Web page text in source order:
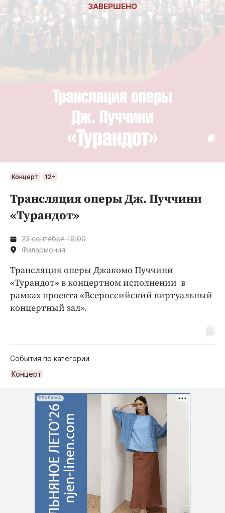
Концерт 12+
Трансляция оперы Дж. Пуччини
«Турандот»
23 сентября 16:00
Филармония
Трансляция оперы Джакомо Пуччини
«Турандот» в концертном исполнении в
рамках проекта «Всероссийский виртуальный
концертный зал».
События по категории
Концерт
РЕКЛАМА